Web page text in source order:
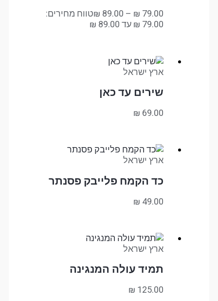
₪ 79.00
–
₪ 89.00
טווח מחירים:
ארץ ישראל
שירים עד כאן
₪ 69.00
ארץ ישראל
כד הקמח פלייבק פסנתר
₪ 49.00
ארץ ישראל
תמיד עולה המנגינה
₪ 125.00